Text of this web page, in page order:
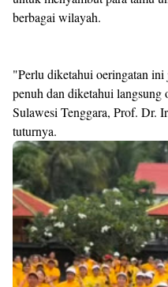
berbagai wilayah.
"Perlu diketahui oeringatan
penuh dan diketahui
Sulawesi Tenggara, Prof. Dr.
tuturnya.